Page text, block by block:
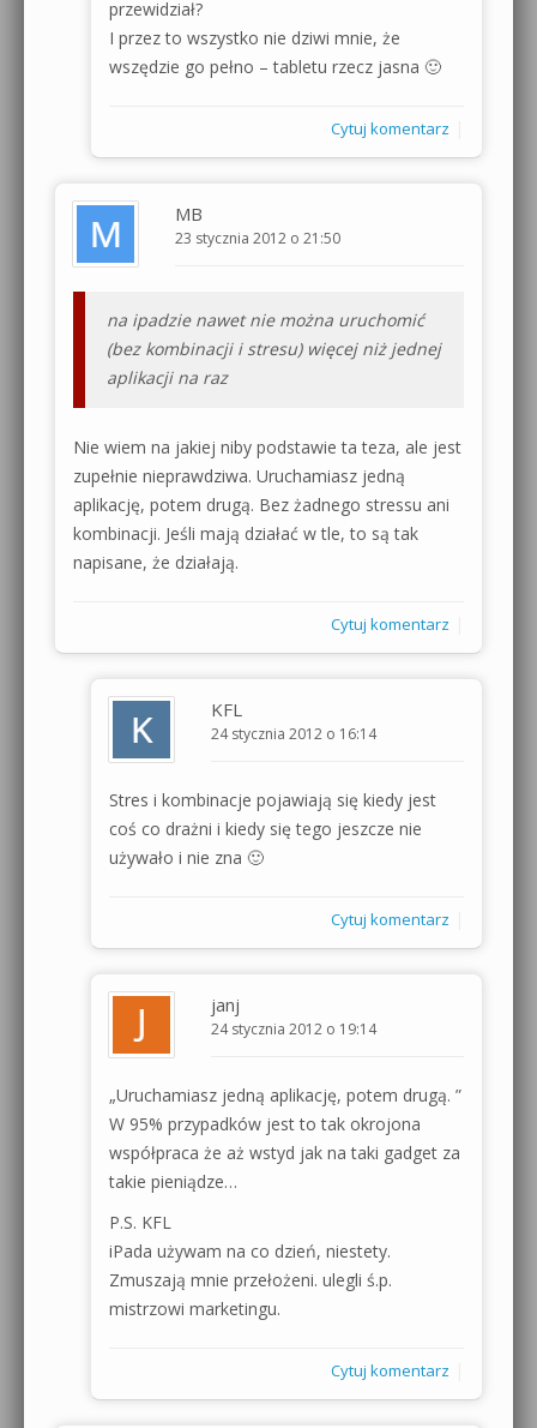
przewidział?
I przez to wszystko nie dziwi mnie, że
wszędzie go pełno – tabletu rzecz jasna 🙂
Cytuj komentarz
MB
23 stycznia 2012 o 21:50
na ipadzie nawet nie można uruchomić
(bez kombinacji i stresu) więcej niż jednej
aplikacji na raz
Nie wiem na jakiej niby podstawie ta teza, ale jest
zupełnie nieprawdziwa. Uruchamiasz jedną
aplikację, potem drugą. Bez żadnego stressu ani
kombinacji. Jeśli mają działać w tle, to są tak
napisane, że działają.
Cytuj komentarz
KFL
24 stycznia 2012 o 16:14
Stres i kombinacje pojawiają się kiedy jest
coś co drażni i kiedy się tego jeszcze nie
używało i nie zna 🙂
Cytuj komentarz
janj
24 stycznia 2012 o 19:14
„Uruchamiasz jedną aplikację, potem drugą. ”
W 95% przypadków jest to tak okrojona
współpraca że aż wstyd jak na taki gadget za
takie pieniądze…
P.S. KFL
iPada używam na co dzień, niestety.
Zmuszają mnie przełożeni. ulegli ś.p.
mistrzowi marketingu.
Cytuj komentarz